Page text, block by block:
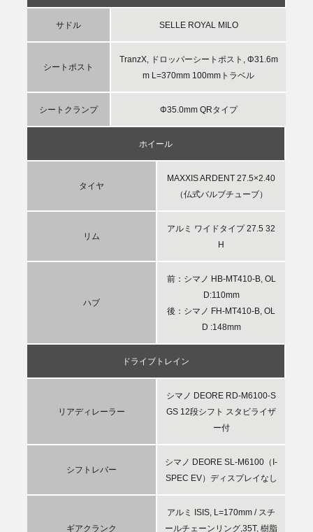
サドル SELLE ROYAL MILO
シートポスト
TranzX, ドロッパーシートポスト, Φ31.6m
m L=370mm 100mmトラベル
シートクランプ Φ35.0mm QRタイプ
ホイール
タイヤ
MAXXIS ARDENT 27.5×2.40
（仏式バルブチューブ）
リム
アルミ ワイドタイプ 27.5 32
H
ハブ
前：シマノ HB-MT410-B, OL
D:110mm
後：シマノ FH-MT410-B, OL
D :148mm
ドライブトレイン
リアディレーラー
シマノ DEORE RD-M6100-S
GS 12段シフト スタビライザ
ー付
シフトレバー
シマノ DEORE SL-M6100（I-
SPEC EV）ディスプレイなし
ギアクランク
アルミ ISIS, L=170mm / スチ
ールチェーンリング,35T, 樹脂